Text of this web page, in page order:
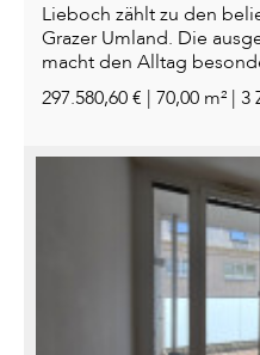
Lieboch zählt zu den
Grazer Umland. Die
macht den Alltag
Bäckerei, Drogerie...
297.580,60 € | 70,00 m² | 3